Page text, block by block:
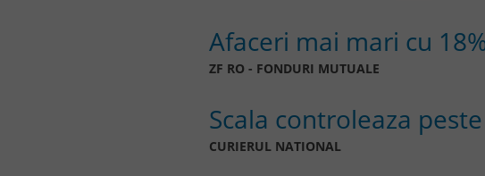
Afaceri mai mari cu
ZF RO - FONDURI MUTUALE
Scala controleaza
CURIERUL NATIONAL